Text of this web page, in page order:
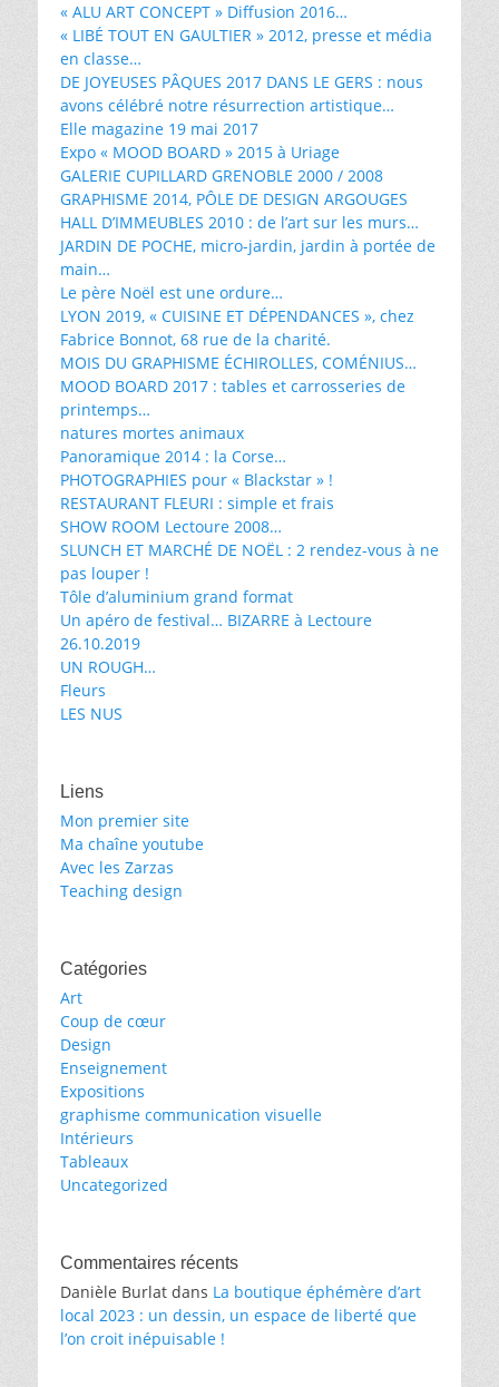
« ALU ART CONCEPT » Diffusion 2016…
« LIBÉ TOUT EN GAULTIER » 2012, presse et média
en classe…
DE JOYEUSES PÂQUES 2017 DANS LE GERS : nous
avons célébré notre résurrection artistique…
Elle magazine 19 mai 2017
Expo « MOOD BOARD » 2015 à Uriage
GALERIE CUPILLARD GRENOBLE 2000 / 2008
GRAPHISME 2014, PÔLE DE DESIGN ARGOUGES
HALL D’IMMEUBLES 2010 : de l’art sur les murs…
JARDIN DE POCHE, micro-jardin, jardin à portée de
main…
Le père Noël est une ordure…
LYON 2019, « CUISINE ET DÉPENDANCES », chez
Fabrice Bonnot, 68 rue de la charité.
MOIS DU GRAPHISME ÉCHIROLLES, COMÉNIUS…
MOOD BOARD 2017 : tables et carrosseries de
printemps…
natures mortes animaux
Panoramique 2014 : la Corse…
PHOTOGRAPHIES pour « Blackstar » !
RESTAURANT FLEURI : simple et frais
SHOW ROOM Lectoure 2008…
SLUNCH ET MARCHÉ DE NOËL : 2 rendez-vous à ne
pas louper !
Tôle d’aluminium grand format
Un apéro de festival… BIZARRE à Lectoure
26.10.2019
UN ROUGH…
Fleurs
LES NUS
Liens
Mon premier site
Ma chaîne youtube
Avec les Zarzas
Teaching design
Catégories
Art
Coup de cœur
Design
Enseignement
Expositions
graphisme communication visuelle
Intérieurs
Tableaux
Uncategorized
Commentaires récents
Danièle Burlat dans La boutique éphémère d’art
local 2023 : un dessin, un espace de liberté que
l’on croit inépuisable !